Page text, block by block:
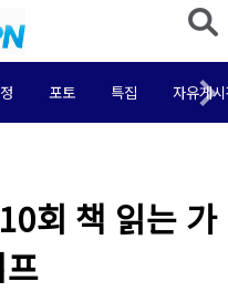
포토 특집 자유게
회 책 읽는 가